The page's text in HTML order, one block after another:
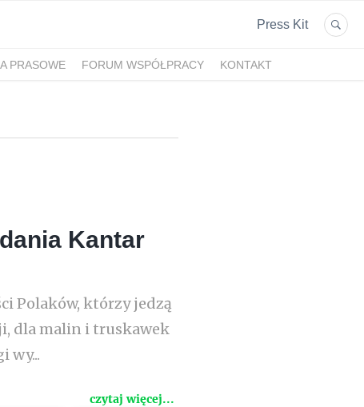
Press Kit
PRASOWE FORUM WSPÓŁPRACY KONTAKT
Kantar
Polaków, którzy jedzą
dla malin i truskawek
wy...
czytaj więcej...